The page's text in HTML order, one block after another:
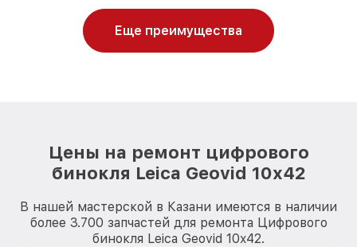
Еще преимущества
Цены на ремонт цифрового
бинокля Leica Geovid 10x42
В нашей мастерской в Казани имеются в наличии
более 3.700 запчастей для ремонта Цифрового
бинокля Leica Geovid 10x42.